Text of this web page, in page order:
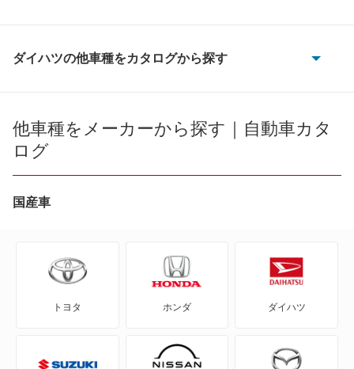
ダイハツの他車種をカタログから探す
e-ハイゼットカーゴ
MAX
YRV
アトレー7
アトレーワゴン
他車種をメーカーから探す｜自動車カタ
ログ
国産車
トヨタ ホンダ ダイハツ